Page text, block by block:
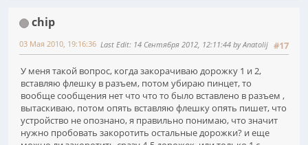
chip
#17
03 Мая 2010, 19:16:36 Last Edit: 14 Сентября 2012, 12:11:44 by Anatolij
У меня такой вопрос, когда закорачиваю дорожку 1 и 2,
вставляю флешку в разъем, потом убираю пинцет, то
вообще сообщения нет что что то было вставлено в разъем ,
вытаскиваю, потом опять вставляю флешку опять пишет, что
устройство не опознано, я правильно понимаю, что значит
нужно пробовать закоротить остальные дорожки? и еще